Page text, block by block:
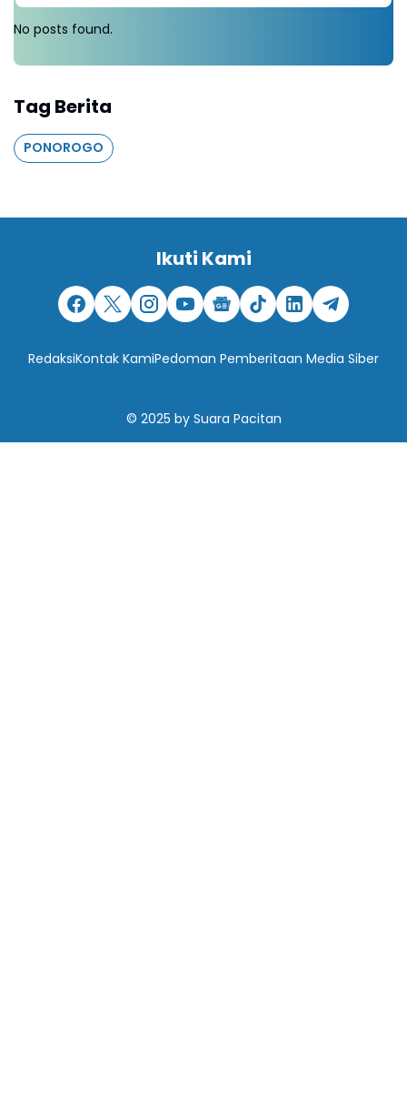
No posts found.
Tag Berita
PONOROGO
Ikuti Kami
RedaksiKontak KamiPedoman Pemberitaan Media Siber
© 2025 by Suara Pacitan